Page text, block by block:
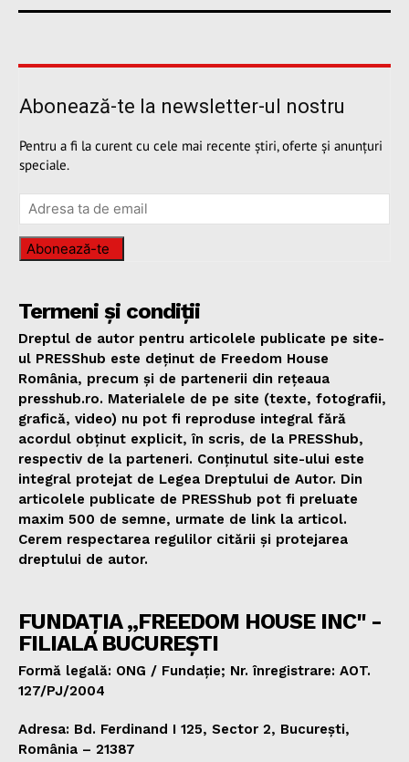
Abonează-te la newsletter-ul nostru
Pentru a fi la curent cu cele mai recente știri, oferte și anunțuri
speciale.
Abonează-te
Termeni și condiții
Dreptul de autor pentru articolele publicate pe site-
ul PRESShub este deținut de Freedom House
România, precum și de partenerii din rețeaua
presshub.ro. Materialele de pe site (texte, fotografii,
grafică, video) nu pot fi reproduse integral fără
acordul obținut explicit, în scris, de la PRESShub,
respectiv de la parteneri. Conținutul site-ului este
integral protejat de Legea Dreptului de Autor. Din
articolele publicate de PRESShub pot fi preluate
maxim 500 de semne, urmate de link la articol.
Cerem respectarea regulilor citării și protejarea
dreptului de autor.
FUNDAȚIA „FREEDOM HOUSE INC" -
FILIALA BUCUREȘTI
Formă legală: ONG / Fundație; Nr. înregistrare: AOT.
127/PJ/2004
Adresa: Bd. Ferdinand I 125, Sector 2, București,
România – 21387